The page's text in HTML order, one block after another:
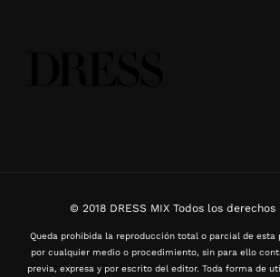
© 2018 DRESS MIX Todos los derechos
Queda prohibida la reproducción total o parcial de esta
por cualquier medio o procedimiento, sin para ello
previa, expresa y por escrito del editor. Toda forma de